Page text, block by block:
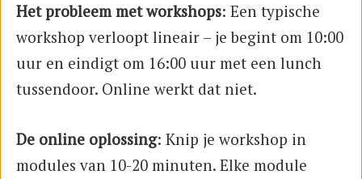
Het probleem met workshops: Een typische
workshop verloopt lineair – je begint om 10:00
uur en eindigt om 16:00 uur met een lunch
tussendoor. Online werkt dat niet.
De online oplossing: Knip je workshop in
modules van 10-20 minuten. Elke module